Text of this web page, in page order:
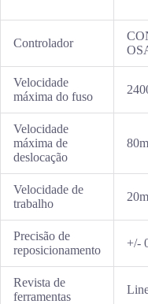
Controlador
Velocidade
máxima do fuso
Velocidade
máxima de
deslocação
Velocidade de
trabalho
Precisão de
reposicionamento
+/-
Revista de
ferramentas